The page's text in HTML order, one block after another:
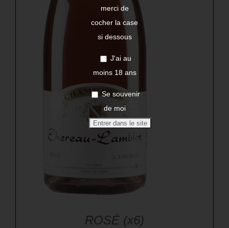
ROSÉ (x6)
merci de
cocher la case
si dessous
J'ai au
moins 18 ans
Se souvenir
de moi